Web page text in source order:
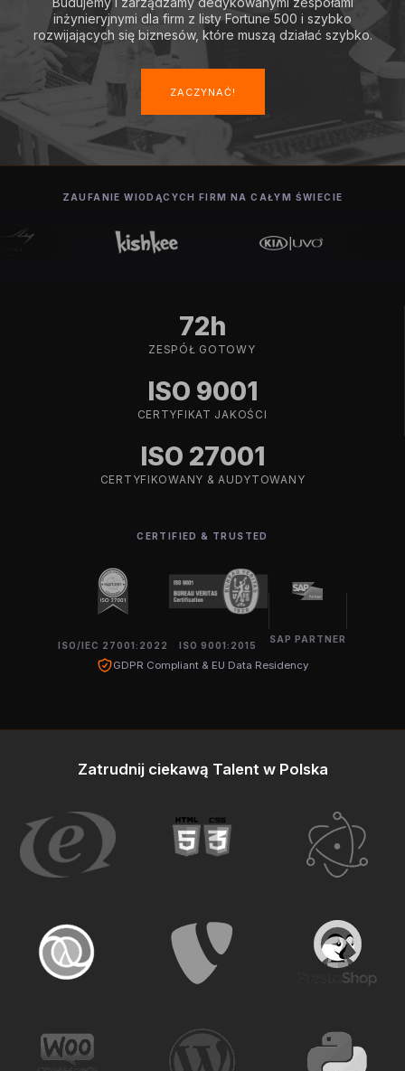
inżynieryjnymi dla firm z listy Fortune 500 i szybko
rozwijających się biznesów, które muszą działać szybko.
ZACZYNAĆ!
ZAUFANIE WIODĄCYCH FIRM NA CAŁYM ŚWIECIE
72h
ZESPÓŁ GOTOWY
ISO 9001
CERTYFIKAT JAKOŚCI
ISO 27001
CERTYFIKOWANY & AUDYTOWANY
CERTIFIED & TRUSTED
ISO/IEC 27001:2022 ISO 9001:2015
SAP PARTNER
GDPR Compliant & EU Data Residency
Zatrudnij ciekawą Talent w Polska